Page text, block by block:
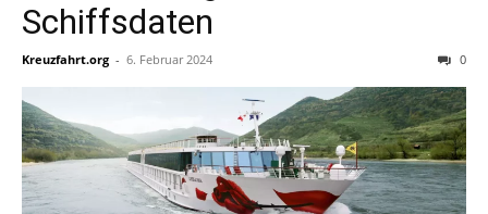
Schiffsdaten
Kreuzfahrt.org - 6. Februar 2024 0